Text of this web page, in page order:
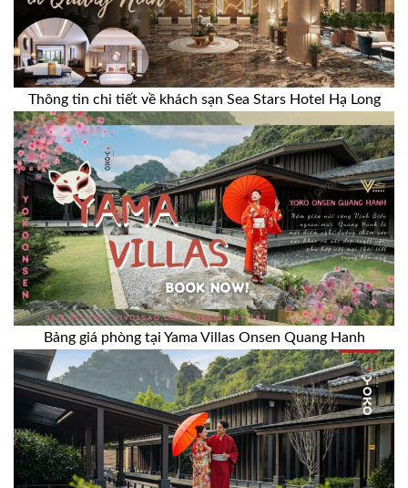
Thông tin chi tiết về khách sạn Sea Stars Hotel Hạ Long
Bảng giá phòng tại Yama Villas Onsen Quang Hanh